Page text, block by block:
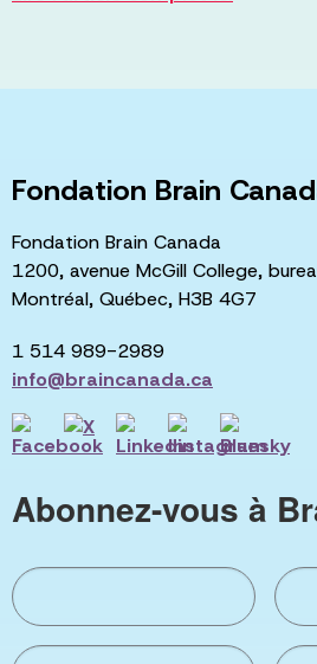
Fondation Brain
Fondation Brain Canada
1200, avenue McGill College,
Montréal, Québec, H3B 4G7
1 514 989-2989
info@braincanada.ca
Abonnez-vous à